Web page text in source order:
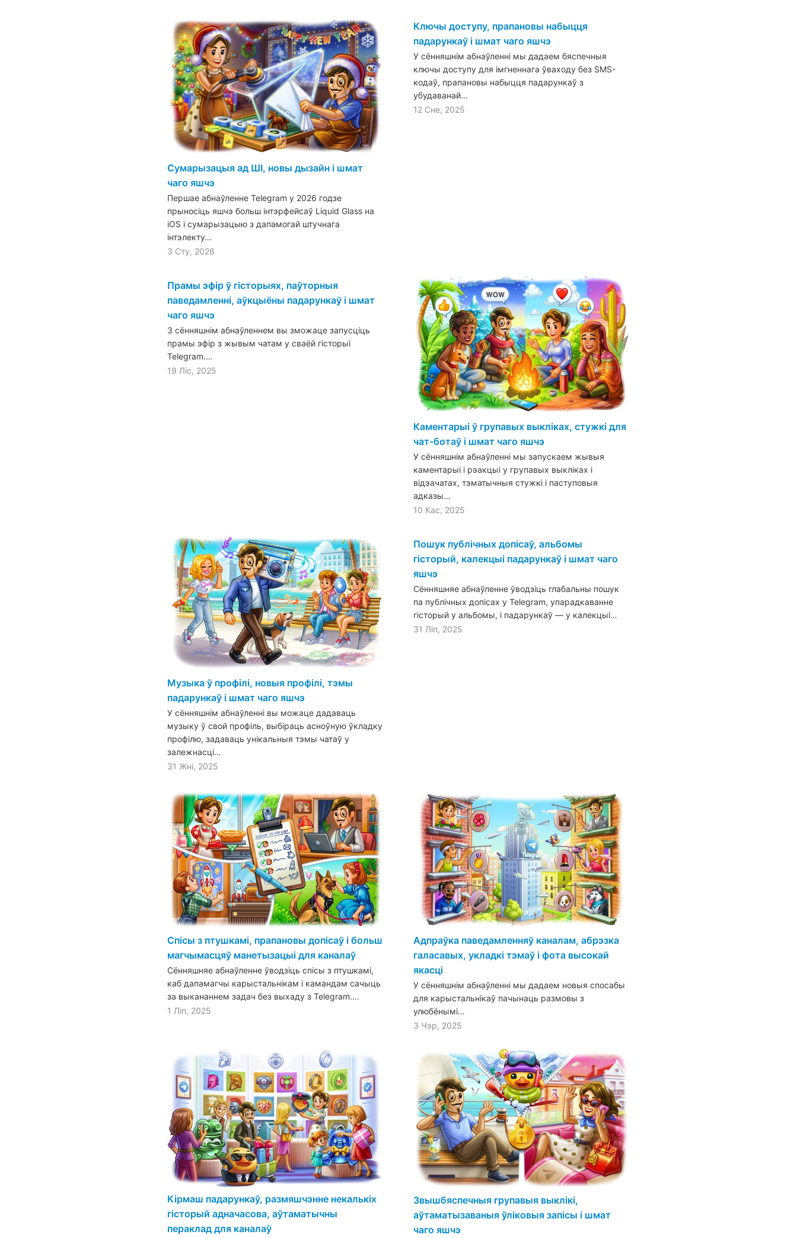
Сумарызацыя ад ШІ, новы дызайн і шмат
чаго яшчэ
Першае абнаўленне Telegram у 2026 годзе
прыносіць яшчэ больш інтэрфейсаў Liquid Glass на
iOS і сумарызацыю з дапамогай штучнага
інтэлекту…
3 Сту, 2026
Ключы доступу, прапановы набыцця
падарункаў і шмат чаго яшчэ
У сённяшнім абнаўленні мы дадаем бяспечныя
ключы доступу для імгненнага ўваходу без SMS-
кодаў, прапановы набыцця падарункаў з
убудаванай…
12 Сне, 2025
Прамы эфір ў гісторыях, паўторныя
паведамленні, аўкцыёны падарункаў і шмат
чаго яшчэ
З сённяшнім абнаўленнем вы зможаце запусціць
прамы эфір з жывым чатам у сваёй гісторыі
Telegram.…
19 Ліс, 2025
Каментарыі ў групавых выкліках, стужкі для
чат-ботаў і шмат чаго яшчэ
У сённяшнім абнаўленні мы запускаем жывыя
каментарыі і рэакцыі у групавых выкліках і
відэачатах, тэматычныя стужкі і паступовыя
адказы…
10 Кас, 2025
Музыка ў профілі, новыя профілі, тэмы
падарункаў і шмат чаго яшчэ
У сённяшнім абнаўленні вы можаце дадаваць
музыку ў свой профіль, выбіраць асноўную ўкладку
профілю, задаваць унікальныя тэмы чатаў у
залежнасці…
31 Жні, 2025
Пошук публічных допісаў, альбомы
гісторый, калекцыі падарункаў і шмат чаго
яшчэ
Сённяшняе абнаўленне ўводзіць глабальны пошук
па публічных допісах у Telegram, упарадкаванне
гісторый у альбомы, і падарункаў — у калекцыі…
31 Ліп, 2025
Спісы з птушкамі, прапановы допісаў і больш
магчымасцяў манетызацыі для каналаў
Сённяшняе абнаўленне ўводзіць спісы з птушкамі,
каб дапамагчы карыстальнікам і камандам сачыць
за выкананнем задач без выхаду з Telegram.…
1 Ліп, 2025
Адпраўка паведамленняў каналам, абрэзка
галасавых, укладкі тэмаў і фота высокай
якасці
У сённяшнім абнаўленні мы дадаем новыя спосабы
для карыстальнікаў пачынаць размовы з
улюбёнымі…
3 Чэр, 2025
Кірмаш падарункаў, размяшчэнне некалькіх
гісторый адначасова, аўтаматычны
пераклад для каналаў
Звышбяспечныя групавыя выклікі,
аўтаматызаваныя ўліковыя запісы і шмат
чаго яшчэ